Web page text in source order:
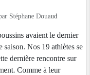
Stéphane Douaud
avaient le dernier
saison. Nos 19 athlètes se
dernière rencontre sur
Comme à leur